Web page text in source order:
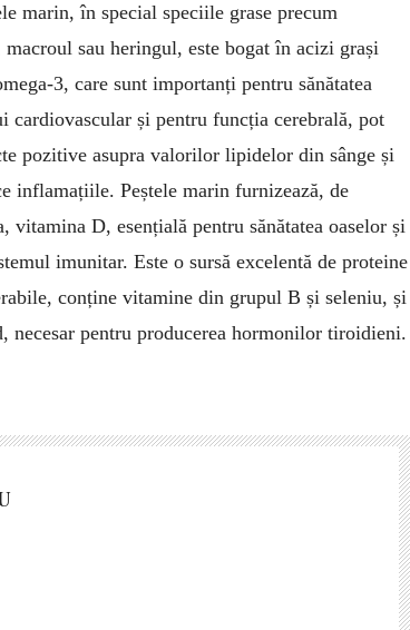
marin, în special speciile grase precum
macroul sau heringul, este bogat în acizi grași
3, care sunt importanți pentru sănătatea
cardio­vas­cular și pentru funcția cerebrală, pot
pozitive asupra valorilor lipidelor din sânge și
inflamațiile. Peștele marin furnizează, de
vitamina D, esențială pentru sănătatea oaselor și
imunitar. Este o sursă excelentă de proteine
conține vitamine din grupul B și seleniu, și
pentru produ­cerea hor­monilor tiroidieni.